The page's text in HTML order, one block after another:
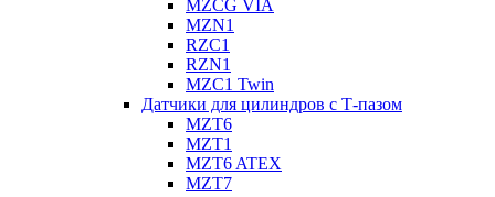
MZCG VIA
MZN1
RZC1
RZN1
MZC1 Twin
Датчики для цилиндров с Т-пазом
MZT6
MZT1
MZT6 ATEX
MZT7